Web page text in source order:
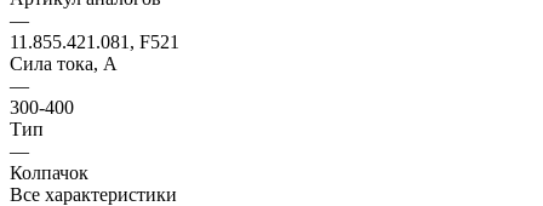
—
11.855.421.081, F521
Сила тока, А
—
300-400
Тип
—
Колпачок
Все характеристики